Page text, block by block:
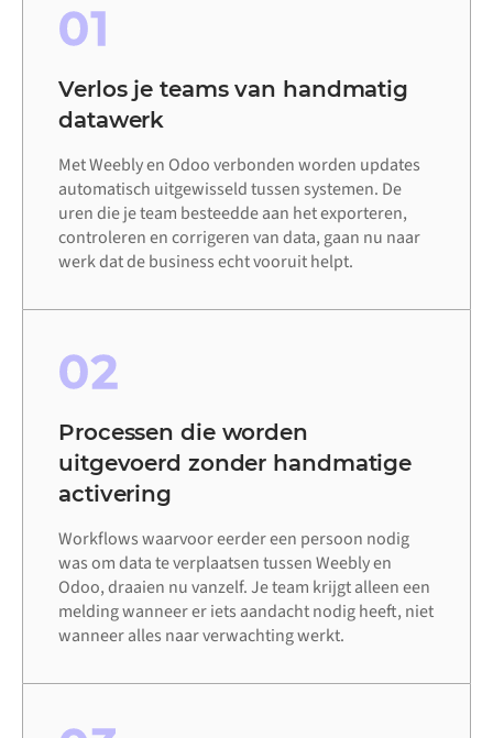
01
Verlos je teams van handmatig
datawerk
Met Weebly en Odoo verbonden worden updates
automatisch uitgewisseld tussen systemen. De
uren die je team besteedde aan het exporteren,
controleren en corrigeren van data, gaan nu naar
werk dat de business echt vooruit helpt.
02
Processen die worden
uitgevoerd zonder handmatige
activering
Workflows waarvoor eerder een persoon nodig
was om data te verplaatsen tussen Weebly en
Odoo, draaien nu vanzelf. Je team krijgt alleen een
melding wanneer er iets aandacht nodig heeft, niet
wanneer alles naar verwachting werkt.